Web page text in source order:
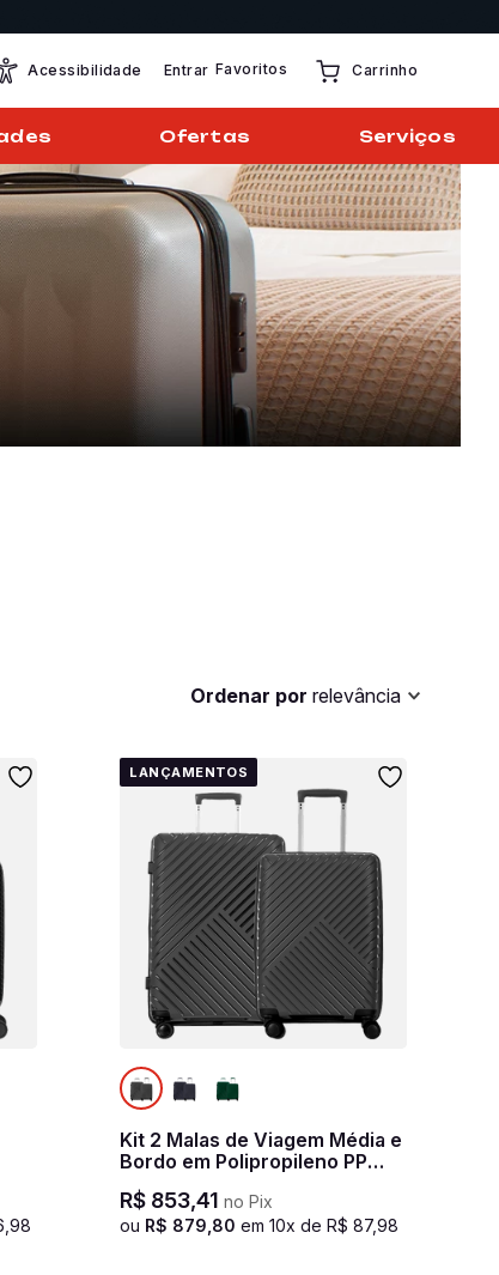
Acessibilidade Entrar Favoritos Carrinho
Ofertas Serviços
Ordenar por relevância
,98
LANÇAMENTOS
Kit 2 Malas de Viagem Média e
Bordo em Polipropileno PP
R$ 853,41 no Pix
ou R$ 879 80 em10x deR$ 87,98